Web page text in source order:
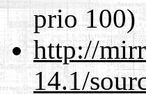
prio 100)
http://
14.1/